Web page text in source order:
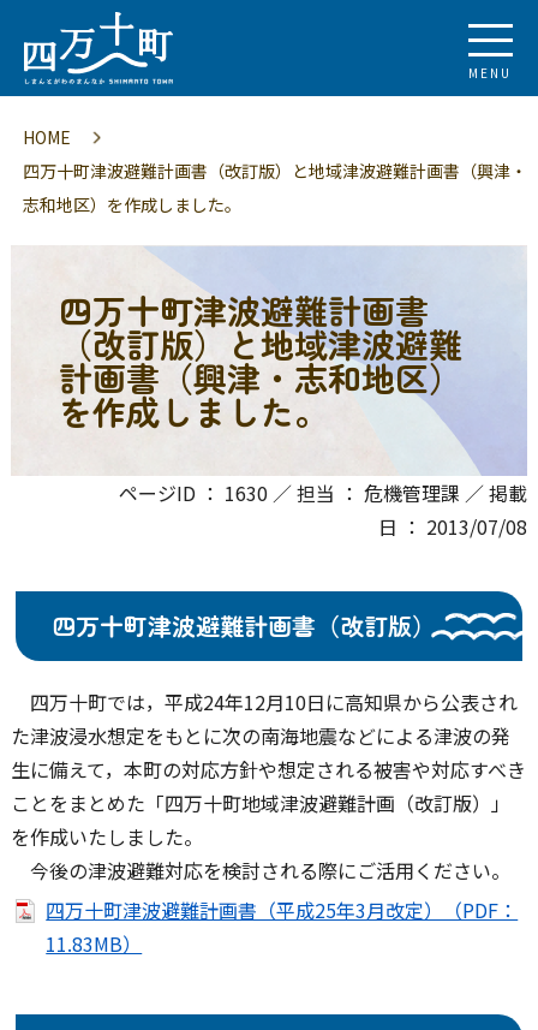
MENU
HOME
四万十町津波避難計画書（改訂版）と地域津波避難計画書（興津・
志和地区）を作成しました。
四万十町津波避難計画書
（改訂版）と地域津波避難
計画書（興津・志和地区）
を作成しました。
ページID ： 1630 ／ 担当 ： 危機管理課 ／ 掲載
日 ： 2013/07/08
四万十町津波避難計画書（改訂版）
四万十町では，平成24年12月10日に高知県から公表され
た津波浸水想定をもとに次の南海地震などによる津波の発
生に備えて，本町の対応方針や想定される被害や対応すべき
ことをまとめた「四万十町地域津波避難計画（改訂版）」
を作成いたしました。
今後の津波避難対応を検討される際にご活用ください。
四万十町津波避難計画書（平成25年3月改定）（PDF：
11.83MB）